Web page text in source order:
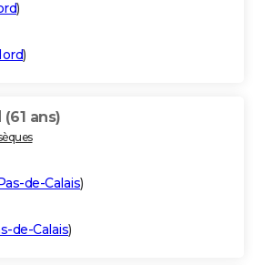
)
)
(61 ans)
de-Calais)
de-Calais)